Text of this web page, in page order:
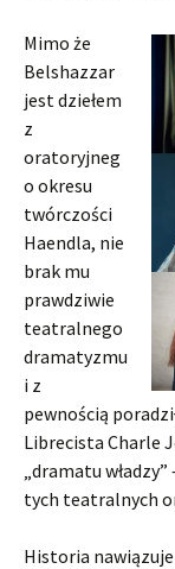
Mimo że
Belshazzar
jest dziełem
z
oratoryjneg
o okresu
twórczości
Haendla, nie
brak mu
prawdziwie
teatralnego
dramatyzmu
i z
pewnością
Librecista Charle
„dramatu władzy”
tych teatralnych
Historia